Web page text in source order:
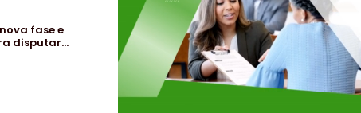
fase e
disputar…